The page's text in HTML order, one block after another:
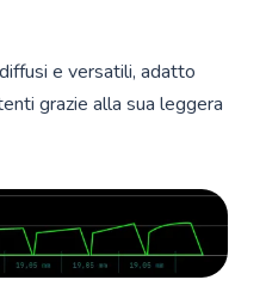
e versatili, adatto
grazie alla sua leggera